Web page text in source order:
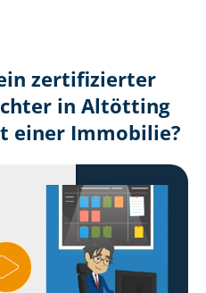
zertifizierter
in Altötting
einer Immobilie?